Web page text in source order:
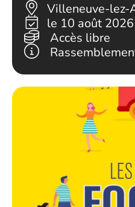
Villeneuve-lez-
le 10 août 2026
Accès libre